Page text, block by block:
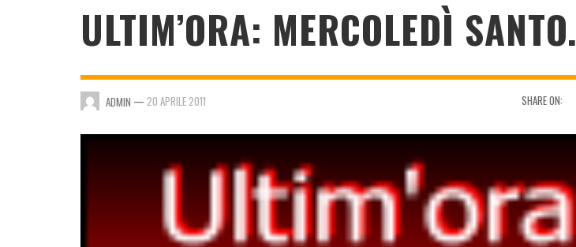
ULTIM’ORA: MERCOLEDÌ SANTO.
SHARE ON:
ADMIN — 20 APRILE 2011